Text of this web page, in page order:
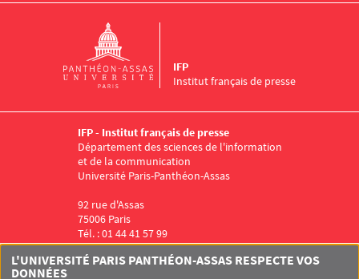
Institut français de presse
IFP
IFP - Institut français de presse
Département des sciences de l'information
et de la communication
Université Paris-Panthéon-Assas
92 rue d'Assas
75006 Paris
Tél. : 01 44 41 57 99
Menu RS IFP
L'UNIVERSITÉ PARIS PANTHÉON-ASSAS RESPECTE VOS
DONNÉES